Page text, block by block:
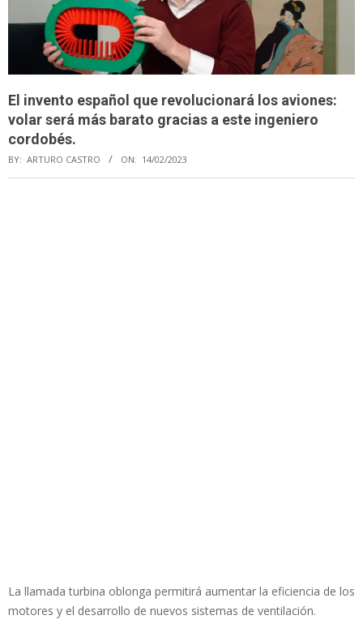
El invento español que revolucionará los aviones:
volar será más barato gracias a este ingeniero
cordobés.
BY: ARTURO CASTRO ON: 14/02/2023
La llamada turbina oblonga permitirá aumentar la eficiencia de los
motores y el desarrollo de nuevos sistemas de ventilación.